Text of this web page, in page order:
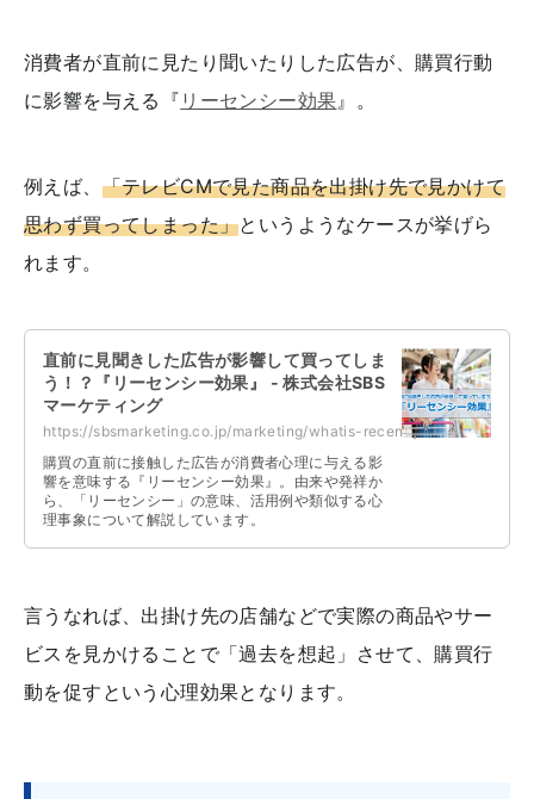
消費者が直前に見たり聞いたりした広告が、購買行動
に影響を与える『 リーセンシー効果』。
例えば、 「テレビCMで見た商品を出掛け先で見かけて
思わず買ってしまった」というようなケースが挙げら
れます。
直前に見聞きした広告が影響して買ってしま
う！？『リーセンシー効果』 - 株式会社SBS
マーケティング
https://sbsmarketing.co.jp/marketing/whatis-recency-effect-2023-03/
購買の直前に接触した広告が消費者心理に与える影
響を意味する『リーセンシー効果』。由来や発祥か
ら、「リーセンシー」の意味、活用例や類似する心
理事象について解説しています。
言うなれば、出掛け先の店舗などで実際の商品やサー
ビスを見かけることで「過去を想起」させて、購買行
動を促すという心理効果となります。